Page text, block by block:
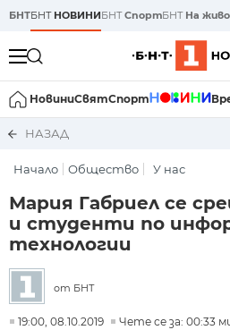
БНТБНТ НОВИНИБНТСпортБНТ На живо
НовиниСвятСпорт
НАЗАД
Начало Общество У нас
Мария Габриел се
и студенти по
технологии
от БНТ
19:00, 08.10.2019 Чете се за: 00:33